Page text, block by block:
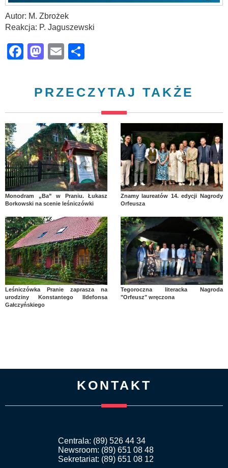
Autor: M. Zbrożek
Reakcja: P. Jaguszewski
Facebook
Mastodon
Email
PRZECZYTAJ TAKŻE
Monodram „Ba” w Praniu. Łukasz
Borkowski na scenie leśniczówki
Znamy laureatów 14. edycji Nagrody
Orfeusza
Leśniczówka Pranie zaprasza na
urodziny Konstantego Ildefonsa
Gałczyńskiego
Tegoroczna literacka Nagroda
"Orfeusz" wręczona
KONTAKT
Centrala: (89) 526 44 34
Newsroom: (89) 651 08 48
Sekretariat: (89) 651 08 12